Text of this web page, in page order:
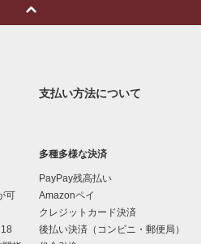
可
支払い方法について
多種多様な決済
PayPay残高払い
Amazonペイ
クレジットカード決済
後払い決済（コンビニ・郵便局）